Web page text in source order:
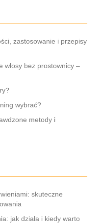
zastosowanie i przepisy
włosy bez prostownicy –
wybrać?
metody i
skuteczne
jak działa i kiedy warto